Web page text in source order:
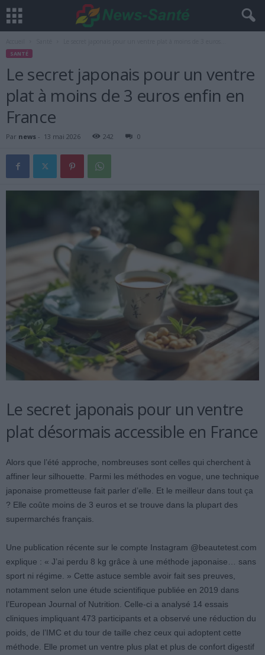
SANTÉ
Le secret japonais pour un ventre
plat à moins de 3 euros enfin en
France
Par news - 13 mai 2026 242 0
Le secret japonais pour un ventre
plat désormais accessible en France
Alors que l’été approche, nombreuses sont celles qui cherchent à
affiner leur silhouette. Parmi les méthodes en vogue, une technique
japonaise prometteuse fait parler d’elle. Et le meilleur dans tout ça
? Elle coûte moins de 3 euros et se trouve dans la plupart des
supermarchés français.
Une publication récente sur le compte Instagram @beautetest.com
explique : « J’ai perdu 8 kg grâce à une méthode japonaise… sans
sport ni régime. » Cette astuce semble avoir fait ses preuves,
notamment selon une étude scientifique publiée en 2019 dans
l’European Journal of Nutrition. Celle-ci a analysé 14 essais
cliniques impliquant 473 participants et a observé une réduction du
poids, de l’IMC et du tour de taille chez ceux qui adoptent cette
méthode. Elle promet un ventre plus plat et plus de confort digestif